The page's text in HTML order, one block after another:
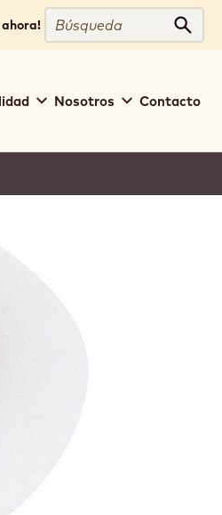
ahora!
Búsqueda
Nosotros Contacto